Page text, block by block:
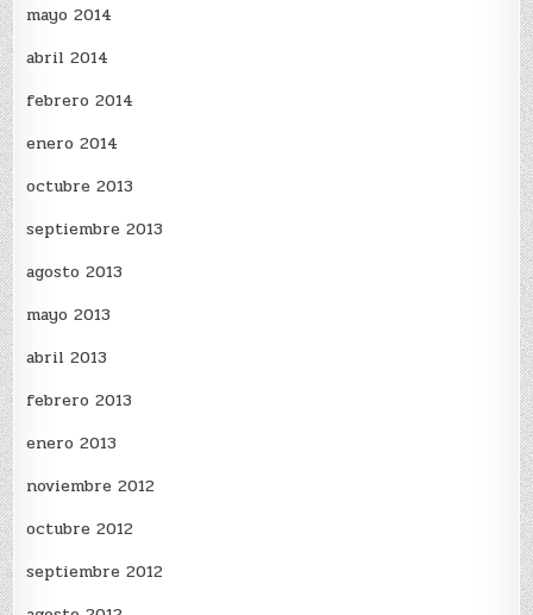
mayo 2014
abril 2014
febrero 2014
enero 2014
octubre 2013
septiembre 2013
agosto 2013
mayo 2013
abril 2013
febrero 2013
enero 2013
noviembre 2012
octubre 2012
septiembre 2012